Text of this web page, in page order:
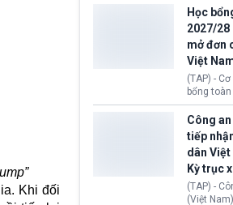
Khi đối
thi Thỏa
Liên
Iran
Hormuz,
việc khôi
động
tín hiệu
cực này
đến thị
lượng,
giới lùi
mức 80
Học
2027/
mở đơn
Việt
(TAP) -
bổng
học
tại Vương
chính
Học bổng
2027/28
Anh vừa
tuyển
viên Việt
Công an
tiếp
dân Việt
Kỳ trục
(TAP) -
(Việt